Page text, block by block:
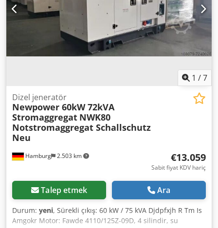
1 /7
Hamburg 2.503 km
Dizel jeneratör
Newpower 60kW 72kVA
Stromaggregat NWK80
Notstromaggregat Schallschutz
Neu
€13.059
Sabit fiyat KDV hariç
Talep etmek Ara
Durum: yeni, Sürekli çıkış: 60 kW / 75 kVA Djdpfxjh R Tm Is
Amgokr Motor: Fawde 4110/125Z-09D, 4 silindir, su